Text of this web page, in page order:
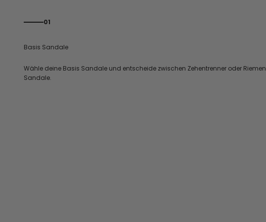
01
Wähle deine Basis Sandale und entscheide zwischen Zehentrenner oder Riemen
Sandale.